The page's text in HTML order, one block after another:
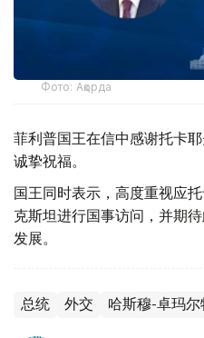
Фото: Ақорда
菲利普国王在信中感谢托卡
诚挚祝福。
国王同时表示，高度重视应
克斯坦进行国事访问，并期
发展。
总统 外交 哈斯穆-卓玛尔